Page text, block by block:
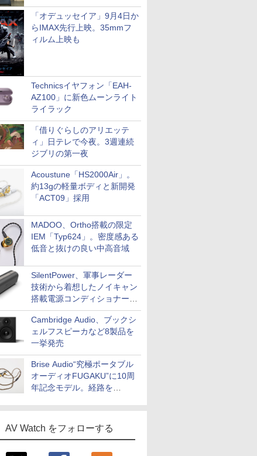
「オデュッセイア」9月4日か
らIMAX先行上映。35mmフ
ィルム上映も
Technicsイヤフォン「EAH-
AZ100」に新色ムーンライト
ライラック
「借りぐらしのアリエッテ
ィ」日テレで今夜。3週連続
ジブリの第一夜
Acoustune「HS2000Air」。
約13gの軽量ボディと新開発
「ACT09」採用
MADOO、Ortho搭載の限定
IEM「Typ624」。密度感ある
低音と抜けの良い中高音域
SilentPower、軍事レーダー
技術から着想したノイキャン
搭載電源コンディショナー
「AC iPurifier2」
Cambridge Audio、ブックシ
ェルフスピーカなど8製品を
一挙発売
Brise Audio“究極ポータブル
オーディオFUGAKU”に10周
年記念モデル。経路を
AV Watch をフォローする